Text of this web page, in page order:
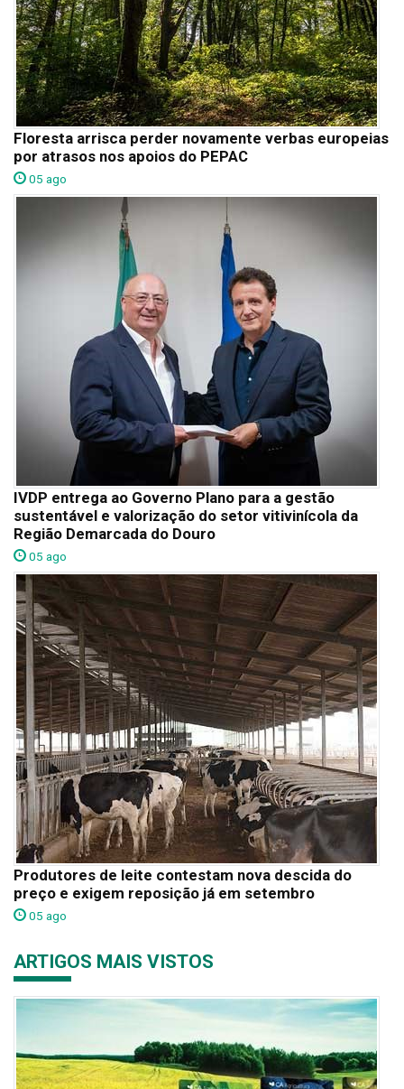
Floresta arrisca perder novamente verbas europeias
por atrasos nos apoios do PEPAC
05 ago
IVDP entrega ao Governo Plano para a gestão
sustentável e valorização do setor vitivinícola da
Região Demarcada do Douro
05 ago
Produtores de leite contestam nova descida do
preço e exigem reposição já em setembro
05 ago
ARTIGOS MAIS VISTOS